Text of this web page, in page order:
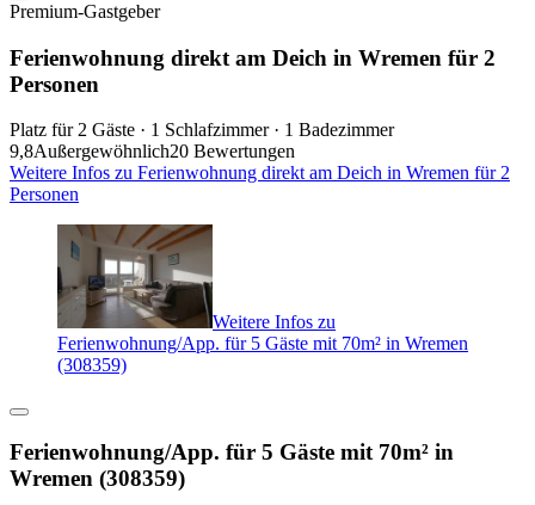
Premium-Gastgeber
Ferienwohnung direkt am Deich in Wremen für 2
Personen
Platz für 2 Gäste · 1 Schlafzimmer · 1 Badezimmer
9,8Außergewöhnlich20 Bewertungen
Weitere Infos zu Ferienwohnung direkt am Deich in Wremen für 2
Personen
Weitere Infos zu
Ferienwohnung/App. für 5 Gäste mit 70m² in Wremen
(308359)
Ferienwohnung/App. für 5 Gäste mit 70m² in
Wremen (308359)